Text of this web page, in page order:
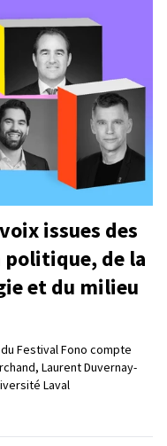
issues des
politique, de la
et du milieu
Festival Fono compte
Laurent Duvernay-
Laval